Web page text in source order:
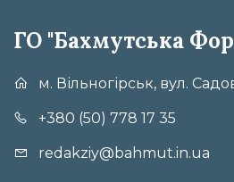
ГО "Бахмутська
м. Вільногірськ, вул.
+380 (50) 778 17 35
redakziy@bahmut.in.ua